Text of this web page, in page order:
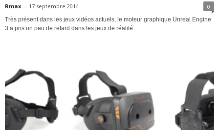
Rmax - 17 septembre 2014 0
Très présent dans les jeux vidéos actuels, le moteur graphique Unreal Engine
3 a pris un peu de retard dans les jeux de réalité...